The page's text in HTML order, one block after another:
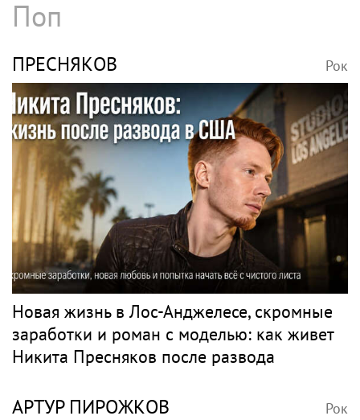
Поп
ПРЕСНЯКОВ Рок
Новая жизнь в Лос-Анджелесе, скромные
заработки и роман с моделью: как живет
Никита Пресняков после развода
АРТУР ПИРОЖКОВ Рок